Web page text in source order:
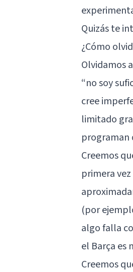
Quizás te
¿Cómo
Olvidamos
“no soy
cree
limitado
programan
Creemos
primera
(por
algo falla
el Barça es
Creemos